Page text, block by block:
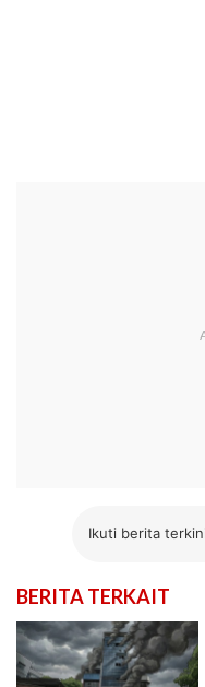
Ikuti berita
BERITA TERKAIT